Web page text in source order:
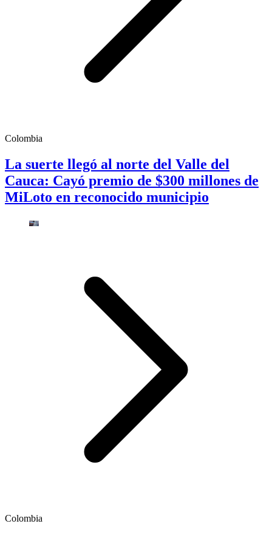
Colombia
La suerte llegó al norte del Valle del
Cauca: Cayó premio de $300 millones de
MiLoto en reconocido municipio
Colombia